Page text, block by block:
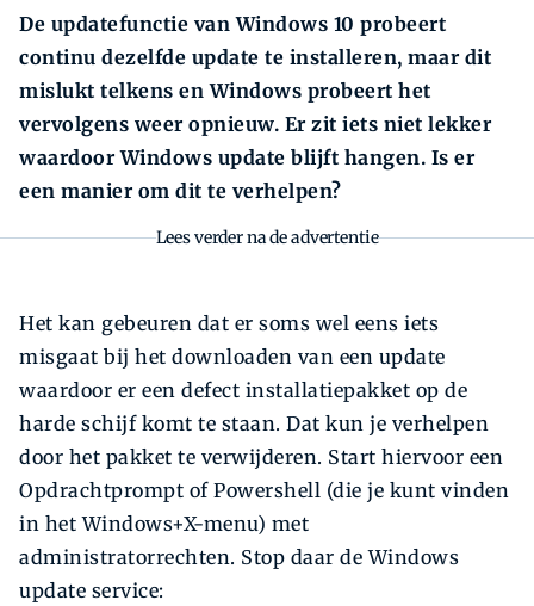
De updatefunctie van Windows 10 probeert
continu dezelfde update te installeren, maar dit
mislukt telkens en Windows probeert het
vervolgens weer opnieuw. Er zit iets niet lekker
waardoor Windows update blijft hangen. Is er
een manier om dit te verhelpen?
Lees verder na de advertentie
Het kan gebeuren dat er soms wel eens iets
misgaat bij het downloaden van een update
waardoor er een defect installatiepakket op de
harde schijf komt te staan. Dat kun je verhelpen
door het pakket te verwijderen. Start hiervoor een
Opdrachtprompt of Powershell (die je kunt vinden
in het Windows+X-menu) met
administratorrechten. Stop daar de Windows
update service: